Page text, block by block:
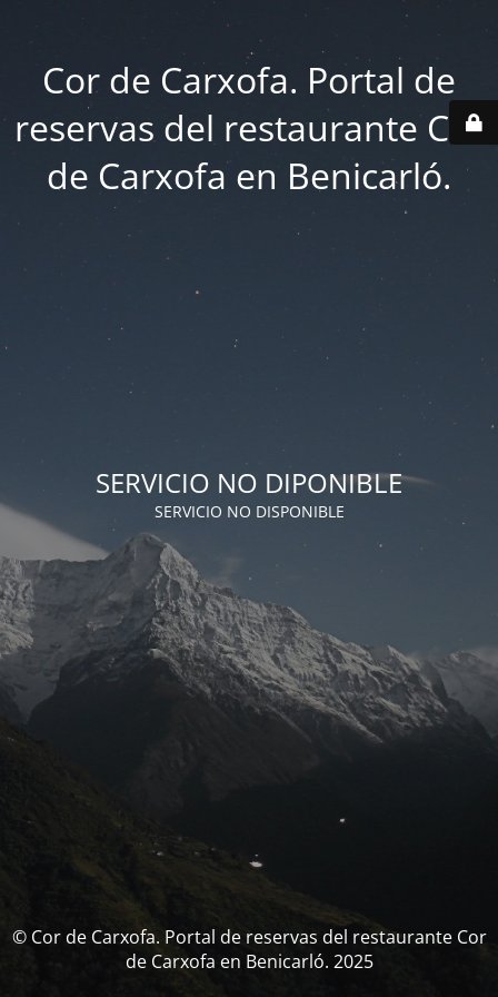
Cor de Carxofa. Portal de
reservas del restaurante Cor
de Carxofa en Benicarló.
SERVICIO NO DIPONIBLE
SERVICIO NO DISPONIBLE
© Cor de Carxofa. Portal de reservas del restaurante Cor
de Carxofa en Benicarló. 2025